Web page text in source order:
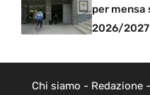
per mensa
2026/2027
Chi siamo - Redazione-